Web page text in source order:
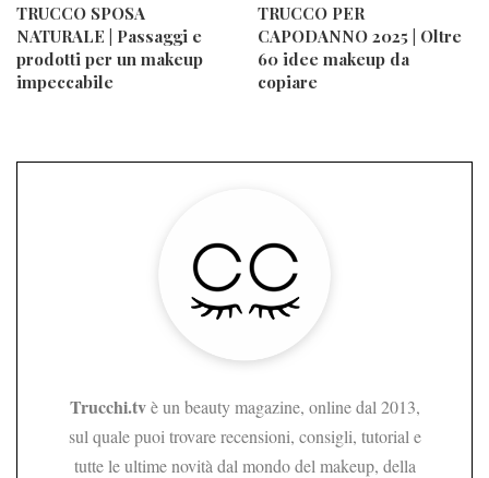
TRUCCO SPOSA
NATURALE | Passaggi e
prodotti per un makeup
impeccabile
TRUCCO PER
CAPODANNO 2025 | Oltre
60 idee makeup da
copiare
Trucchi.tvè un beauty magazine, online dal 2013,
sul quale puoi trovare recensioni, consigli, tutorial e
tutte le ultime novità dal mondo del makeup, della